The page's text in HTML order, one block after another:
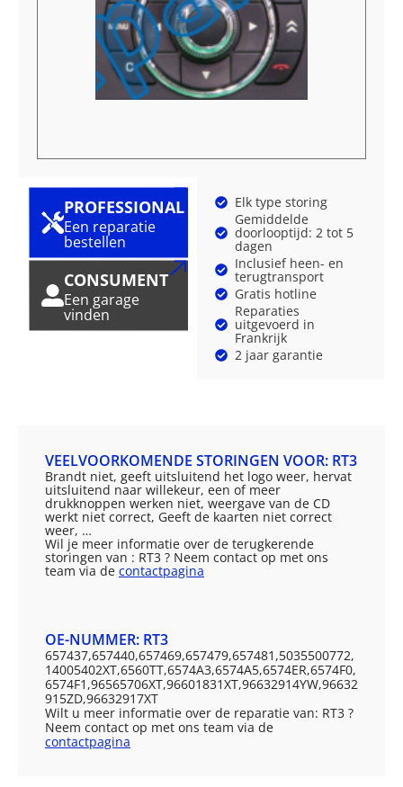
PROFESSIONAL
Een reparatie
bestellen
CONSUMENT
Een garage
vinden
Elk type storing
Gemiddelde
doorlooptijd: 2 tot 5
dagen
Inclusief heen- en
terugtransport
Gratis hotline
Reparaties
uitgevoerd in
Frankrijk
2 jaar garantie
VEELVOORKOMENDE STORINGEN VOOR: RT3
Brandt niet, geeft uitsluitend het logo weer, hervat
uitsluitend naar willekeur, een of meer
drukknoppen werken niet, weergave van de CD
werkt niet correct, Geeft de kaarten niet correct
weer, …
Wil je meer informatie over de terugkerende
storingen van : RT3 ? Neem contact op met ons
team via de contactpagina
OE-NUMMER: RT3
657437,657440,657469,657479,657481,5035500772,
14005402XT,6560TT,6574A3,6574A5,6574ER,6574F0,
6574F1,96565706XT,96601831XT,96632914YW,96632
915ZD,96632917XT
Wilt u meer informatie over de reparatie van: RT3 ?
Neem contact op met ons team via de
contactpagina